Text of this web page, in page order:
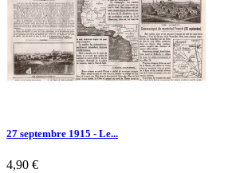
27 septembre 1915 - Le...
Prix
4,90 €